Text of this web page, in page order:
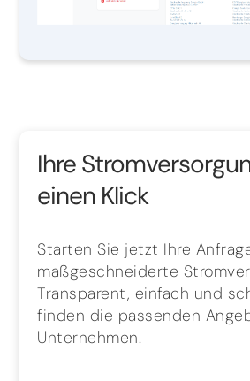
Ihre
einen Klick
Starten Sie jetzt Ihre
maßgeschneiderte
Transparent, einfach und
finden die passenden
Unternehmen.